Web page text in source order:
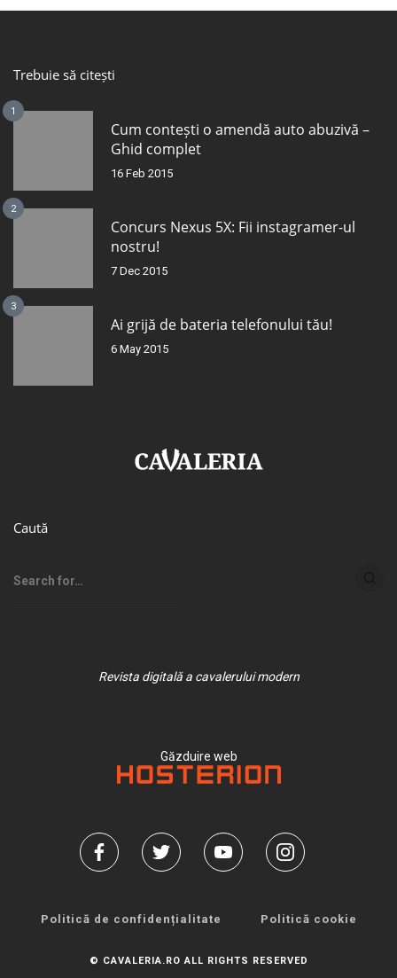
Trebuie să citești
1
Cum contești o amendă auto abuzivă –
Ghid complet
16 Feb 2015
2
Concurs Nexus 5X: Fii instagramer-ul
nostru!
7 Dec 2015
3
Ai grijă de bateria telefonului tău!
6 May 2015
Caută
Revista digitală a cavalerului modern
Găzduire web
Politică de confidențialitate Politică cookie
© CAVALERIA.RO ALL RIGHTS RESERVED